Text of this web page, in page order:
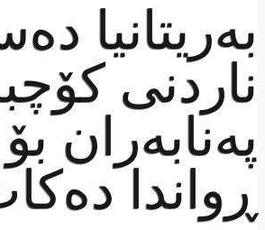
بەریتانیا
ناردنی
پەنابەران بۆ
ڕواندا